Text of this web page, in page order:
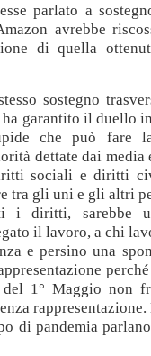
parlato a
avrebbe
di quella
sostegno
garantito il duello
che può fare
dettate dai media
sociali e diritti
tra gli uni e gli altri
diritti, sarebbe
il lavoro, a chi
e persino una
1° Maggio non
di pandemia